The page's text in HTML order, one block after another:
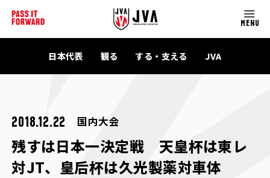
MENU
日本代表 観る する・支える JVA
2018.12.22 国内大会
残すは日本一決定戦 天皇杯は東レ
対JT、皇后杯は久光製薬対車体